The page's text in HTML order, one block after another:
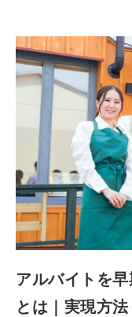
アルバイトを
とは｜実現方